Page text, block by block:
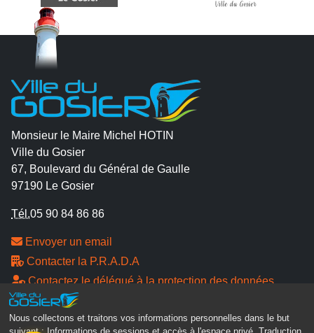
Nous collectons et traitons vos informations personnelles dans le but
Monsieur le Maire Michel HOTIN
Ville du Gosier
67, Boulevard du Général de Gaulle
97190 Le Gosier
Tél.05 90 84 86 86
Envoyer un email
Contacter la P.R.A.D.A
Contactez le délégué à la protection des données
personnelles - D.P.O